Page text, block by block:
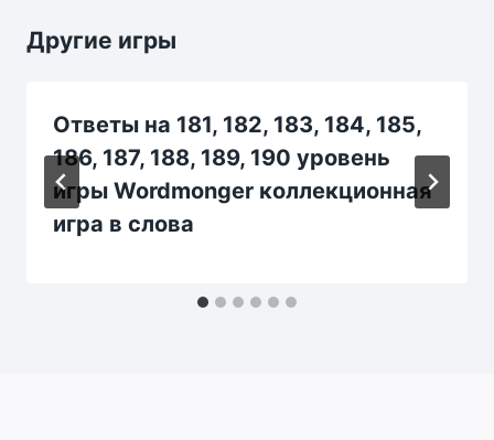
Другие игры
Ответы на 181, 182, 183, 184, 185,
186, 187, 188, 189, 190 уровень
игры Wordmonger коллекционная
игра в слова